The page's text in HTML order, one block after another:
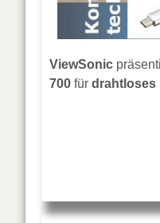
ViewSonic
700 für drahtloses